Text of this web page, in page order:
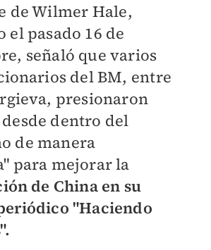
de Wilmer Hale,
el pasado 16 de
señaló que varios
del BM, entre
presionaron
dentro del
de manera
para mejorar la
de China en su
"Haciendo